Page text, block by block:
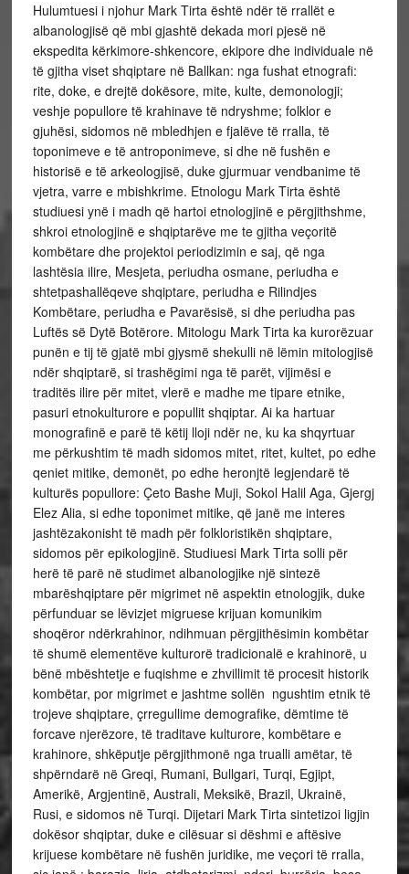
Hulumtuesi i njohur Mark Tirta është ndër të rrallët e
albanologjisë që mbi gjashtë dekada mori pjesë në
ekspedita kërkimore-shkencore, ekipore dhe individuale në
të gjitha viset shqiptare në Ballkan: nga fushat etnografi:
rite, doke, e drejtë dokësore, mite, kulte, demonologji;
veshje popullore të krahinave të ndryshme; folklor e
gjuhësi, sidomos në mbledhjen e fjalëve të rralla, të
toponimeve e të antroponimeve, si dhe në fushën e
historisë e të arkeologjisë, duke gjurmuar vendbanime të
vjetra, varre e mbishkrime. Etnologu Mark Tirta është
studiuesi ynë i madh që hartoi etnologjinë e përgjithshme,
shkroi etnologjinë e shqiptarëve me te gjitha veçoritë
kombëtare dhe projektoi periodizimin e saj, që nga
lashtësia ilire, Mesjeta, periudha osmane, periudha e
shtetpashallëqeve shqiptare, periudha e Rilindjes
Kombëtare, periudha e Pavarësisë, si dhe periudha pas
Luftës së Dytë Botërore. Mitologu Mark Tirta ka kurorëzuar
punën e tij të gjatë mbi gjysmë shekulli në lëmin mitologjisë
ndër shqiptarë, si trashëgimi nga të parët, vijimësi e
traditës ilire për mitet, vlerë e madhe me tipare etnike,
pasuri etnokulturore e popullit shqiptar. Ai ka hartuar
monografinë e parë të këtij lloji ndër ne, ku ka shqyrtuar
me përkushtim të madh sidomos mitet, ritet, kultet, po edhe
qeniet mitike, demonët, po edhe heronjtë legjendarë të
kulturës popullore: Çeto Bashe Muji, Sokol Halil Aga, Gjergj
Elez Alia, si edhe toponimet mitike, që janë me interes
jashtëzakonisht të madh për folkloristikën shqiptare,
sidomos për epikologjinë. Studiuesi Mark Tirta solli për
herë të parë në studimet albanologjike një sintezë
mbarëshqiptare për migrimet në aspektin etnologjik, duke
përfunduar se lëvizjet migruese krijuan komunikim
shoqëror ndërkrahinor, ndihmuan përgjithësimin kombëtar
të shumë elementëve kulturorë tradicionalë e krahinorë, u
bënë mbështetje e fuqishme e zhvillimit të procesit historik
kombëtar, por migrimet e jashtme sollën ngushtim etnik të
trojeve shqiptare, çrregullime demografike, dëmtime të
forcave njerëzore, të traditave kulturore, kombëtare e
krahinore, shkëputje përgjithmonë nga trualli amëtar, të
shpërndarë në Greqi, Rumani, Bullgari, Turqi, Egjipt,
Amerikë, Argjentinë, Australi, Meksikë, Brazil, Ukrainë,
Rusi, e sidomos në Turqi. Dijetari Mark Tirta sintetizoi ligjin
dokësor shqiptar, duke e cilësuar si dëshmi e aftësive
krijuese kombëtare në fushën juridike, me veçori të rralla,